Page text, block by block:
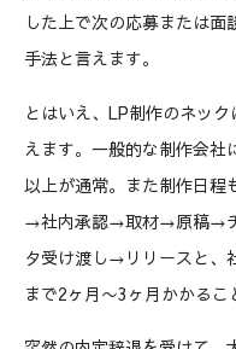
した上で次の応募または
手法と言えます。
とはいえ、LP制作のネッ
えます。一般的な制作会社
以上が通常。また制作日
→社内承認→取材→原稿→
タ受け渡し→リリースと、
まで2ヶ月〜3ヶ月かかるこ